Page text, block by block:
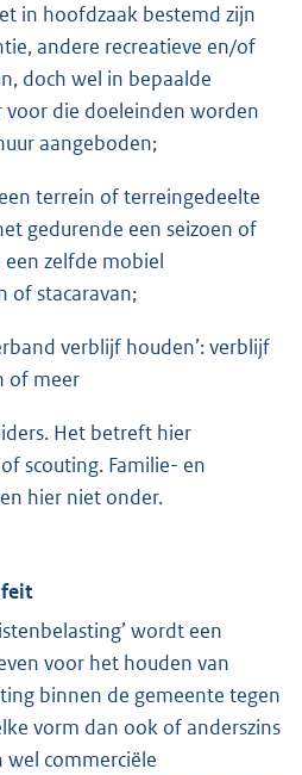
in hoofdzaak bestemd zijn
andere recreatieve en/of
doch wel in bepaalde
voor die doeleinden worden
aangeboden;
terrein of terreingedeelte
gedurende een seizoen of
zelfde mobiel
of stacaravan;
verblijf houden’: verblijf
of meer
Het betreft hier
scouting. Familie- en
hier niet onder.
wordt een
voor het houden van
binnen de gemeente tegen
vorm dan ook of anderszins
wel commerciële